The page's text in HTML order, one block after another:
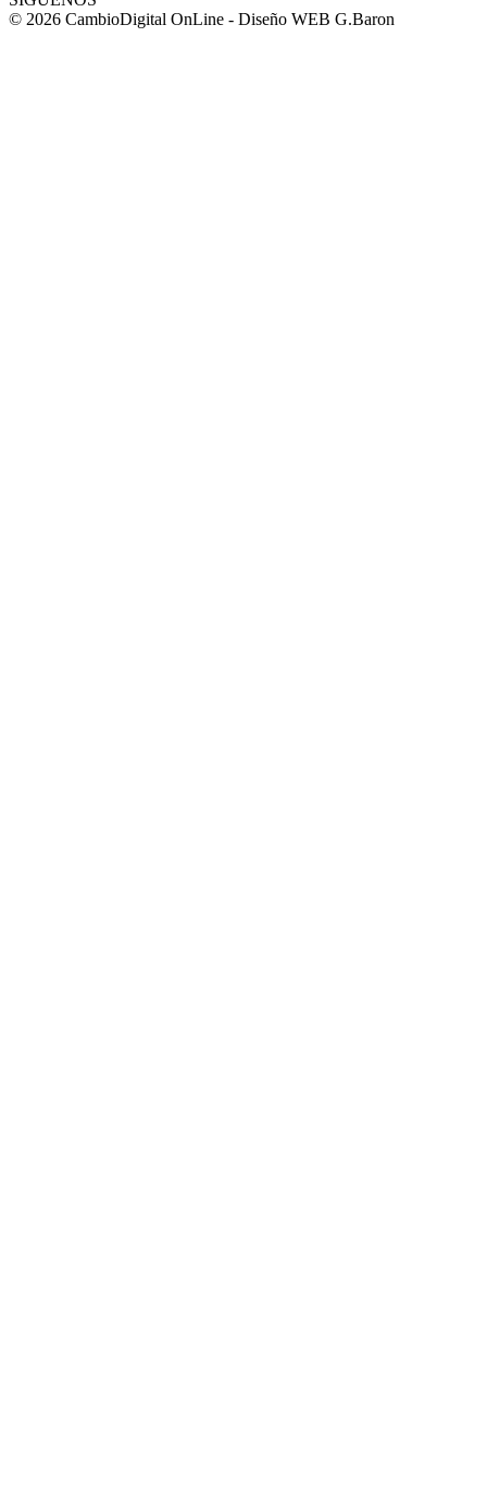
© 2026 CambioDigital OnLine - Diseño WEB G.Baron